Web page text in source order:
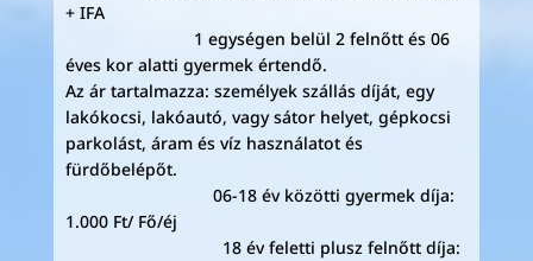
+ IFA
1 egységen belül 2 felnőtt és 06
éves kor alatti gyermek értendő.
Az ár tartalmazza: személyek szállás díját, egy
lakókocsi, lakóautó, vagy sátor helyet, gépkocsi
parkolást, áram és víz használatot és
fürdőbelépőt.
06-18 év közötti gyermek díja:
1.000 Ft/ Fő/éj
18 év feletti plusz felnőtt díja: